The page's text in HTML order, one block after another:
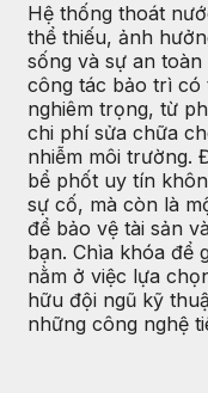
Hệ thống thoát
thể thiếu, ảnh
sống và sự an
công tác bảo trì có
nghiêm trọng, từ
chi phí sửa chữa
nhiễm môi trường.
bể phốt uy tín
sự cố, mà còn là
để bảo vệ tài sản
bạn. Chìa khóa để
nằm ở việc lựa
hữu đội ngũ kỹ
những công nghệ